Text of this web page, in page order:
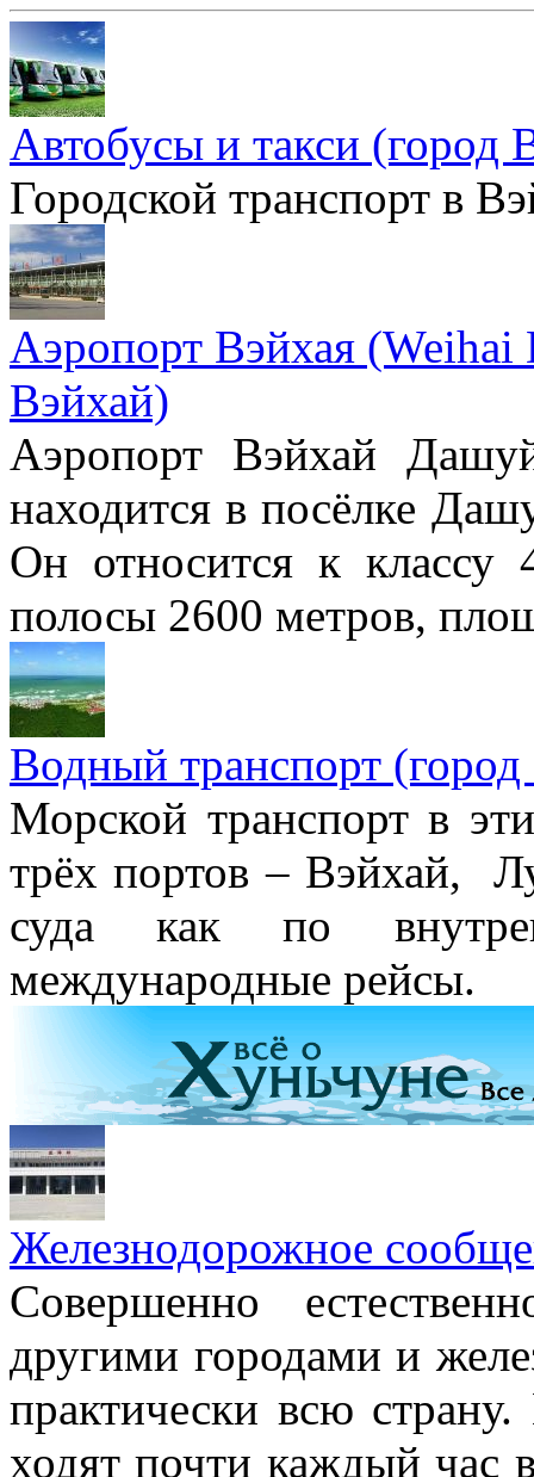
Автобусы и такси (город
Городской транспорт в
Аэропорт Вэйхая
Вэйхай)
Аэропорт Вэйхай
находится в посёлке
Он относится к классу
полосы 2600 метров,
Водный транспорт
Морской транспорт в
трёх портов – Вэйхай,
суда как по
международные рейсы.
Железнодорожное
Совершенно
другими городами и
практически всю
ходят почти каждый час